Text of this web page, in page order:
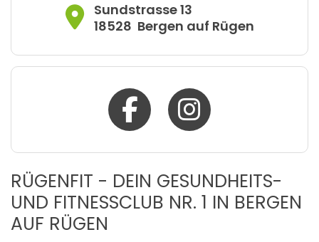
Sundstrasse 13
18528 Bergen auf Rügen
RÜGENFIT - DEIN GESUNDHEITS-
UND FITNESSCLUB NR. 1 IN BERGEN
AUF RÜGEN